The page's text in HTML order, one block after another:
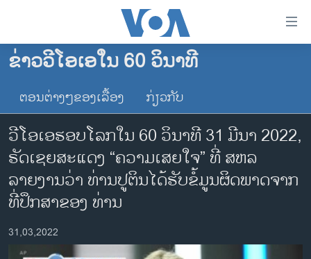
ເຂົ້າ
ຂ້າມ
ຂ້າມ
ໄປ
ຫາ
ຊອກ
ຄົ້ນ
ໂຮມເພຈ
ລາວ
ອາເມຣິກາ
ການເລືອກຕັ້ງ ປະທານາທີບໍດີ ສະຫະລັດ 2024
ຂ່າວ​ຈີນ
ໂລກ
ອິດສະຫຼະພາບດ້ານການຂ່າວ
ຂ່າວວີໂອເອໃນ 60 ວິນາທີ
ຕອນຕ່າງໆຂອງເລື້ອງ ກ່ຽວກັບ
ວີໂອເອຮອບໂລກໃນ 60 ວິນາທີ 31 ມີ​ນາ 2022,
ຣັດ​ເຊຍສະແດງ “ຄວາມເສຍໃຈ” ທີ່ ສຫລ
ລາຍງານວ່າ ທ່ານປູຕິນໄດ້ຮັບຂໍ້ມູນຜິດພາດຈາກ
ທີ່ປຶກສາຂອງ ທ່ານ
31,03,2022